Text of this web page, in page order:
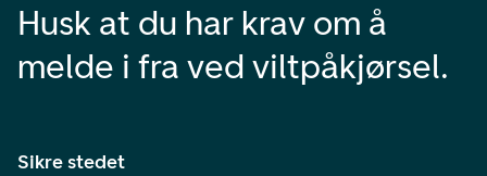
Husk at du har krav om å
melde i fra ved viltpåkjørsel.
Sikre stedet